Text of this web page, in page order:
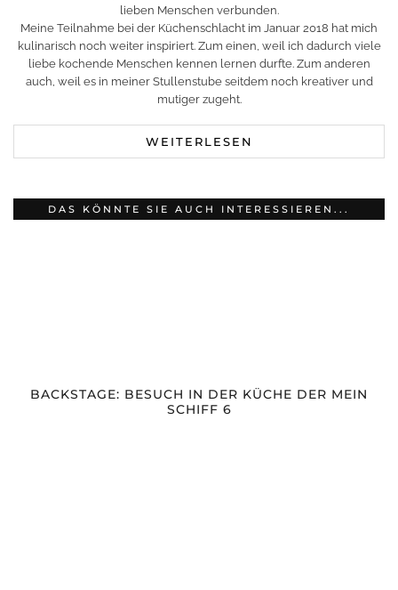
lieben Menschen verbunden.
Meine Teilnahme bei der Küchenschlacht im Januar 2018 hat mich
kulinarisch noch weiter inspiriert. Zum einen, weil ich dadurch viele
liebe kochende Menschen kennen lernen durfte. Zum anderen
auch, weil es in meiner Stullenstube seitdem noch kreativer und
mutiger zugeht.
WEITERLESEN
DAS KÖNNTE SIE AUCH INTERESSIEREN...
BACKSTAGE: BESUCH IN DER KÜCHE DER MEIN
SCHIFF 6